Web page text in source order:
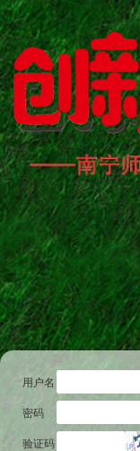
用户名
密码
验证码